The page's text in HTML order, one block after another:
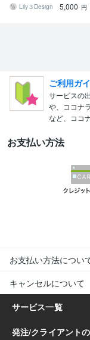
K！お気軽にどうぞ！
Lily３Design
5,000 円
ご利用ガ
サービスの
や、ココナ
など、ココ
お支払い方法
お支払い方法につい
キャンセルについて